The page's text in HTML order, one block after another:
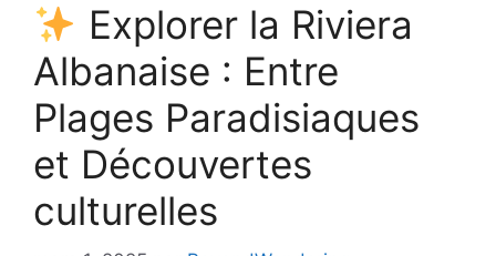
Explorer la Riviera
Albanaise : Entre
Plages Paradisiaques
et Découvertes
culturelles